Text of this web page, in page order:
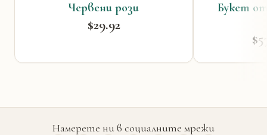
Червени рози
$29.92
Букет
Намерете ни в социалните мрежи